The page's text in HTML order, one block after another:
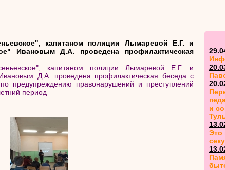
капитаном полиции Лымаревой Е.Г. и
Ивановым Д.А. проведена профилактическая
капитаном полиции Лымаревой Е.Г. и
Д.А. проведена профилактическая беседа с
правонарушений и преступлений
период
и
Это